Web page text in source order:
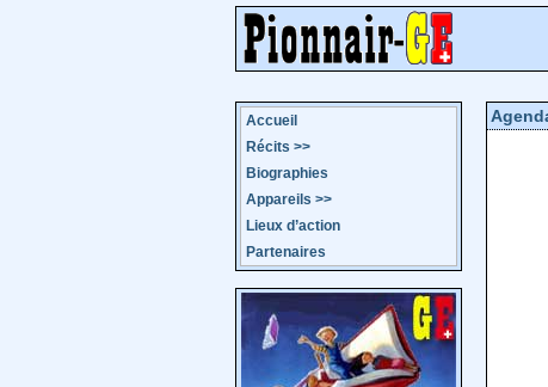
Accueil
Récits >>
Biographies
Appareils >>
Lieux d’action
Partenaires